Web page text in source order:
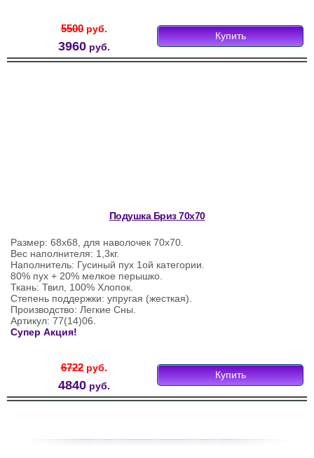
5500руб.
3960руб.
Купить
Подушка Бриз 70х70
Размер: 68х68, для наволочек 70х70.
Вес наполнителя: 1,3кг.
Наполнитель: Гусиный пух 1ой категории.
80% пух + 20% мелкое перышко.
Ткань: Твил, 100% Хлопок.
Степень поддержки: упругая (жесткая).
Производство: Легкие Сны.
Артикул: 77(14)06.
Супер Акция!
6722руб.
4840руб.
Купить